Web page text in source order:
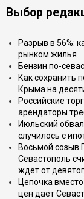
Выбор
Разрыв в 56%:
рынком жилья
Бензин по-
Как сохранить
Крыма на
Российские
арендаторы
Июльский
случилось с
Восьмой созыв
Севастополь
ждёт от
Цепочка
цен даёт